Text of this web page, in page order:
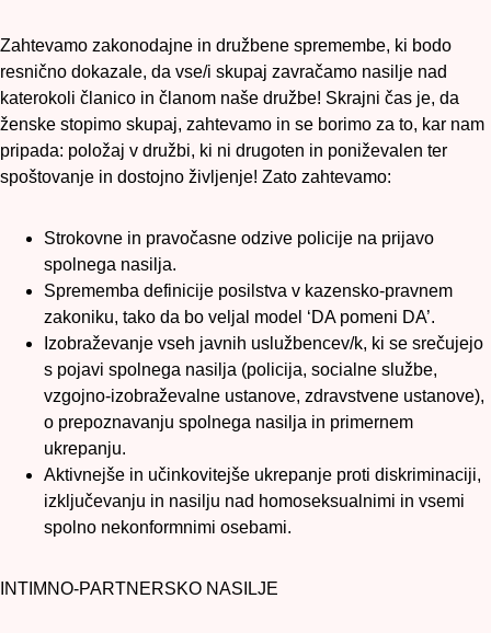
Zahtevamo zakonodajne in družbene spremembe, ki bodo
resnično dokazale, da vse/i skupaj zavračamo nasilje nad
katerokoli članico in članom naše družbe! Skrajni čas je, da
ženske stopimo skupaj, zahtevamo in se borimo za to, kar nam
pripada: položaj v družbi, ki ni drugoten in poniževalen ter
spoštovanje in dostojno življenje! Zato zahtevamo:
Strokovne in pravočasne odzive policije na prijavo
spolnega nasilja.
Sprememba definicije posilstva v kazensko-pravnem
zakoniku, tako da bo veljal model ‘DA pomeni DA’.
Izobraževanje vseh javnih uslužbencev/k, ki se srečujejo
s pojavi spolnega nasilja (policija, socialne službe,
vzgojno-izobraževalne ustanove, zdravstvene ustanove),
o prepoznavanju spolnega nasilja in primernem
ukrepanju.
Aktivnejše in učinkovitejše ukrepanje proti diskriminaciji,
izključevanju in nasilju nad homoseksualnimi in vsemi
spolno nekonformnimi osebami.
INTIMNO-PARTNERSKO NASILJE